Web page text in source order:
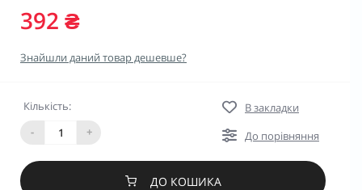
392 ₴
Знайшли даний товар дешевше?
Кількість:
-
+
В закладки
До порівняння
ДО КОШИКА